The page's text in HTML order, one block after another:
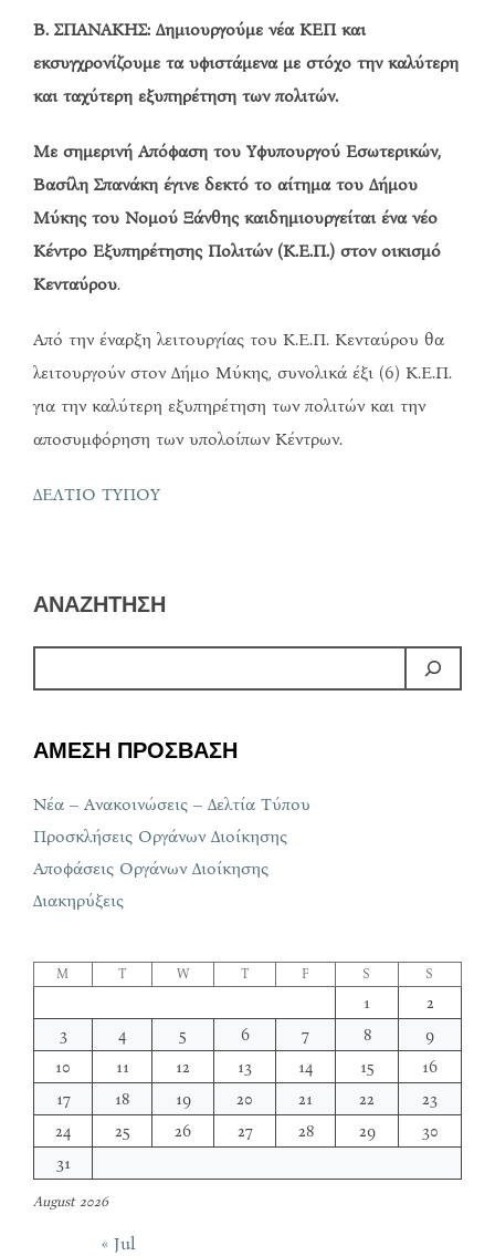
Β. ΣΠΑΝΑΚΗΣ: Δημιουργούμε νέα ΚΕΠ και
εκσυγχρονίζουμε τα υφιστάμενα με στόχο την καλύτερη
και ταχύτερη εξυπηρέτηση των πολιτών.
Με σημερινή Απόφαση του Υφυπουργού Εσωτερικών,
Βασίλη Σπανάκη έγινε δεκτό το αίτημα του Δήμου
Μύκης του Νομού Ξάνθης καιδημιουργείται ένα νέο
Κέντρο Εξυπηρέτησης Πολιτών (Κ.Ε.Π.) στον οικισμό
Κενταύρου.
Από την έναρξη λειτουργίας του Κ.Ε.Π. Κενταύρου θα
λειτουργούν στον Δήμο Μύκης, συνολικά έξι (6) Κ.Ε.Π.
για την καλύτερη εξυπηρέτηση των πολιτών και την
αποσυμφόρηση των υπολοίπων Κέντρων.
ΔΕΛΤΙΟ ΤΥΠΟΥ
ΑΝΑΖΗΤΗΣΗ
ΑΜΕΣΗ ΠΡΟΣΒΑΣΗ
Νέα – Ανακοινώσεις – Δελτία Τύπου
Προσκλήσεις Οργάνων Διοίκησης
Αποφάσεις Οργάνων Διοίκησης
Διακηρύξεις
August 2026
M T W T F S S
1
2
3
4 5 6 7 8
9
10
11 12 13 14 15
16
17
18 19 20 21 22
23
24
25 26 27 28 29
30
31
« Jul